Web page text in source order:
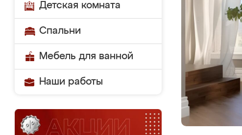
Детская комната
Спальни
Мебель для ванной
Наши работы